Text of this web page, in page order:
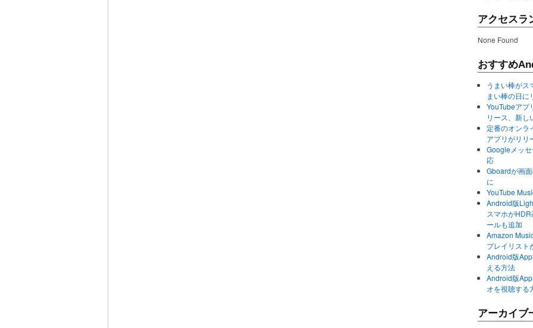
アクセスラ
None Found
おすすめ
うまい棒がス
まい棒の日に
YouTubeアプ
リース、新し
定番のオンラ
アプリがリリ
Googleメッ
応
Gboardが画
に
YouTube
Android版
スマホが
ールも追加
Amazon
プレイリスト
Android版
える方法
Android版
オを視聴する
アーカイブ